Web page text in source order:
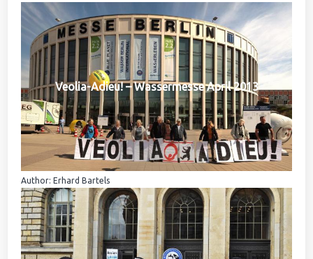
Veolia-Adieu! – Wassermesse April 2013
Author: Erhard Bartels